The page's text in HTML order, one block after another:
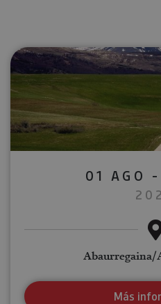
01 AGO
Abaurregaina/
Más